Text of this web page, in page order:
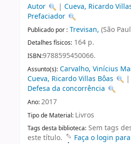
Autor
|Cueva, Ricardo
Prefaciador
Publicado por : Trevisan, (São
Detalhes físicos: 164 p.
ISBN:9788595450066.
Assunto(s): Carvalho, Vinícius
Cueva, Ricardo Villas Bôas
Defesa da concorrência
Ano:2017
Tipo de Material: Livros
Tags desta biblioteca: Sem tags
este título.
Faça o login